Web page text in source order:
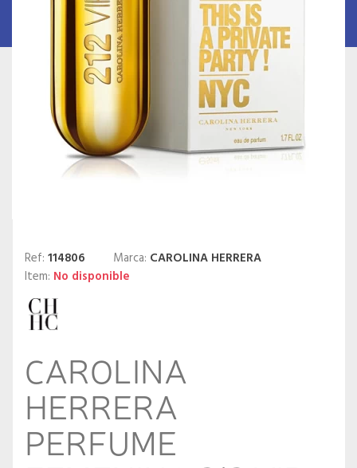
Ref: 114806 Marca: CAROLINA HERRERA
Item: No disponible
CAROLINA
HERRERA
PERFUME